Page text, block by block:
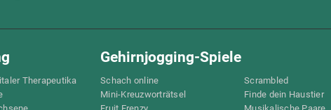
Therapeutika
Gehirnjogging-Spiele
Schach online
Mini-Kreuzworträtsel
Scrambled
Finde dein Haustier